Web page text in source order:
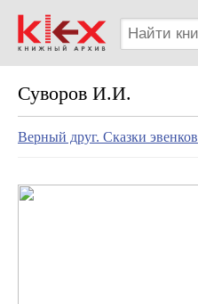
Суворов И.И.
Верный друг. Сказки эвенков